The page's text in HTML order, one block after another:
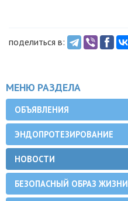
поделиться в:
МЕНЮ РАЗДЕЛА
ОБЪЯВЛЕНИЯ
ЭНДОПРОТЕЗИРОВАНИЕ
НОВОСТИ
БЕЗОПАСНЫЙ ОБРАЗ ЖИЗНИ